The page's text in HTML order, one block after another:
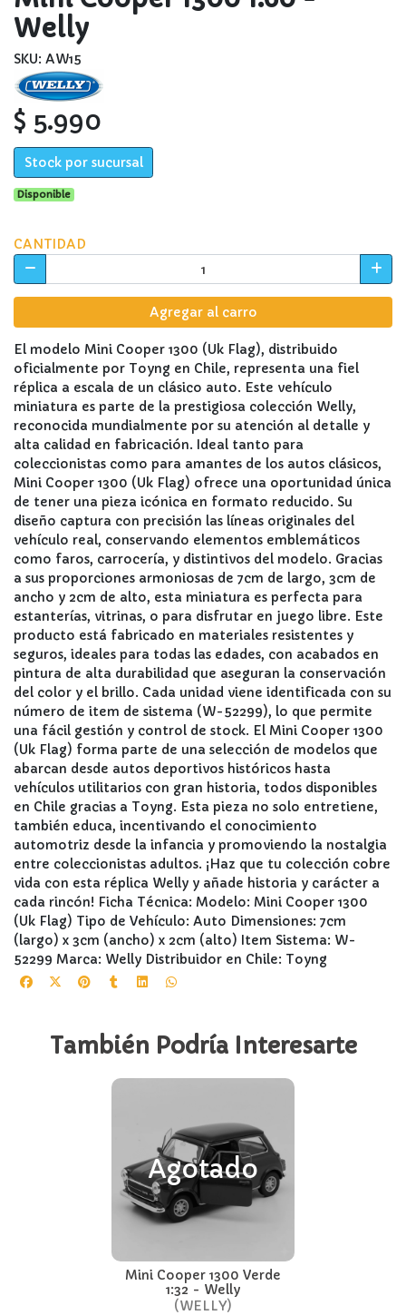
Welly
SKU: AW15
$ 5.990
Stock por sucursal
Disponible
CANTIDAD
Agregar al carro
El modelo Mini Cooper 1300 (Uk Flag), distribuido
oficialmente por Toyng en Chile, representa una fiel
réplica a escala de un clásico auto. Este vehículo
miniatura es parte de la prestigiosa colección Welly,
reconocida mundialmente por su atención al detalle y
alta calidad en fabricación. Ideal tanto para
coleccionistas como para amantes de los autos clásicos,
Mini Cooper 1300 (Uk Flag) ofrece una oportunidad única
de tener una pieza icónica en formato reducido. Su
diseño captura con precisión las líneas originales del
vehículo real, conservando elementos emblemáticos
como faros, carrocería, y distintivos del modelo. Gracias
a sus proporciones armoniosas de 7cm de largo, 3cm de
ancho y 2cm de alto, esta miniatura es perfecta para
estanterías, vitrinas, o para disfrutar en juego libre. Este
producto está fabricado en materiales resistentes y
seguros, ideales para todas las edades, con acabados en
pintura de alta durabilidad que aseguran la conservación
del color y el brillo. Cada unidad viene identificada con su
número de item de sistema (W-52299), lo que permite
una fácil gestión y control de stock. El Mini Cooper 1300
(Uk Flag) forma parte de una selección de modelos que
abarcan desde autos deportivos históricos hasta
vehículos utilitarios con gran historia, todos disponibles
en Chile gracias a Toyng. Esta pieza no solo entretiene,
también educa, incentivando el conocimiento
automotriz desde la infancia y promoviendo la nostalgia
entre coleccionistas adultos. ¡Haz que tu colección cobre
vida con esta réplica Welly y añade historia y carácter a
cada rincón! Ficha Técnica: Modelo: Mini Cooper 1300
(Uk Flag) Tipo de Vehículo: Auto Dimensiones: 7cm
(largo) x 3cm (ancho) x 2cm (alto) Item Sistema: W-
52299 Marca: Welly Distribuidor en Chile: Toyng
También Podría Interesarte
Agotado
Mini Cooper 1300 Verde
1:32 - Welly
WELLY